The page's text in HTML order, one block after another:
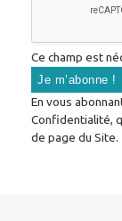
Ce champ est
En vous
Confidentialité,
de page du Site.